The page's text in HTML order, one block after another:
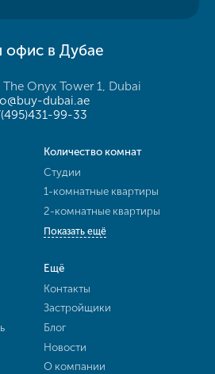
офис в Дубае
Onyx Tower 1, Dubai
dubai.ae
99-33
Количество комнат
Студии
1-комнатные квартиры
2-комнатные квартиры
Показать ещё
Ещё
Контакты
Застройщики
Блог
Новости
О компании